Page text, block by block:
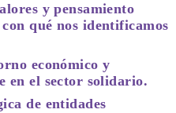
y pensamiento
qué nos identificamos
económico y
en el sector solidario.
de entidades